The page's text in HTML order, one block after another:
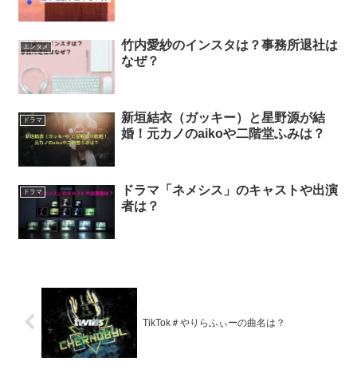
エンタメ
竹内愛紗のインスタは？事務所退社は
なぜ？
ドラマ
新垣結衣（ガッキー）と星野源が結
婚！元カノのaikoや二階堂ふみは？
ドラマ
ドラマ「ネメシス」のキャストや出演
者は？
TikTok＃やりらふぃーの曲名は？